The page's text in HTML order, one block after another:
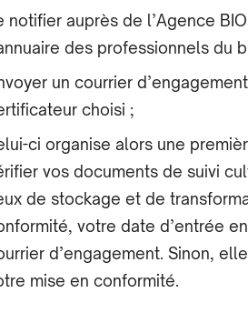
notifier auprès de l’Agence
des professionnels du
un courrier
choisi ;
ci organise alors une
vos documents de suivi
de stockage et de
votre date d’entrée
d’engagement. Sinon,
mise en conformité.